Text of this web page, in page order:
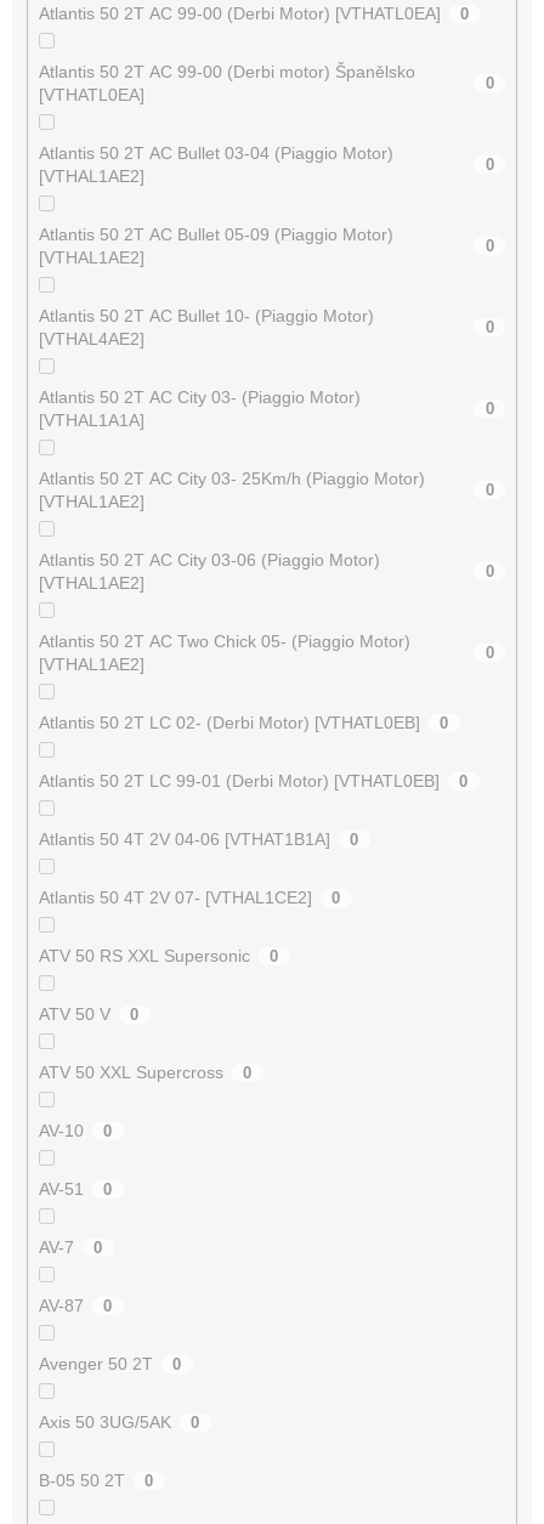
Atlantis 50 2T AC 99-00 (Derbi Motor) [VTHATL0EA] 0
Atlantis 50 2T AC 99-00 (Derbi motor) Španělsko
[VTHATL0EA]
0
Atlantis 50 2T AC Bullet 03-04 (Piaggio Motor)
[VTHAL1AE2]
0
Atlantis 50 2T AC Bullet 05-09 (Piaggio Motor)
[VTHAL1AE2]
0
Atlantis 50 2T AC Bullet 10- (Piaggio Motor)
[VTHAL4AE2]
0
Atlantis 50 2T AC City 03- (Piaggio Motor)
[VTHAL1A1A]
0
Atlantis 50 2T AC City 03- 25Km/h (Piaggio Motor)
[VTHAL1AE2]
0
Atlantis 50 2T AC City 03-06 (Piaggio Motor)
[VTHAL1AE2]
0
Atlantis 50 2T AC Two Chick 05- (Piaggio Motor)
[VTHAL1AE2]
0
Atlantis 50 2T LC 02- (Derbi Motor) [VTHATL0EB] 0
Atlantis 50 2T LC 99-01 (Derbi Motor) [VTHATL0EB] 0
Atlantis 50 4T 2V 04-06 [VTHAT1B1A] 0
Atlantis 50 4T 2V 07- [VTHAL1CE2] 0
ATV 50 RS XXL Supersonic 0
ATV 50 V 0
ATV 50 XXL Supercross 0
AV-10 0
AV-51 0
AV-7 0
AV-87 0
Avenger 50 2T 0
Axis 50 3UG/5AK 0
B-05 50 2T 0